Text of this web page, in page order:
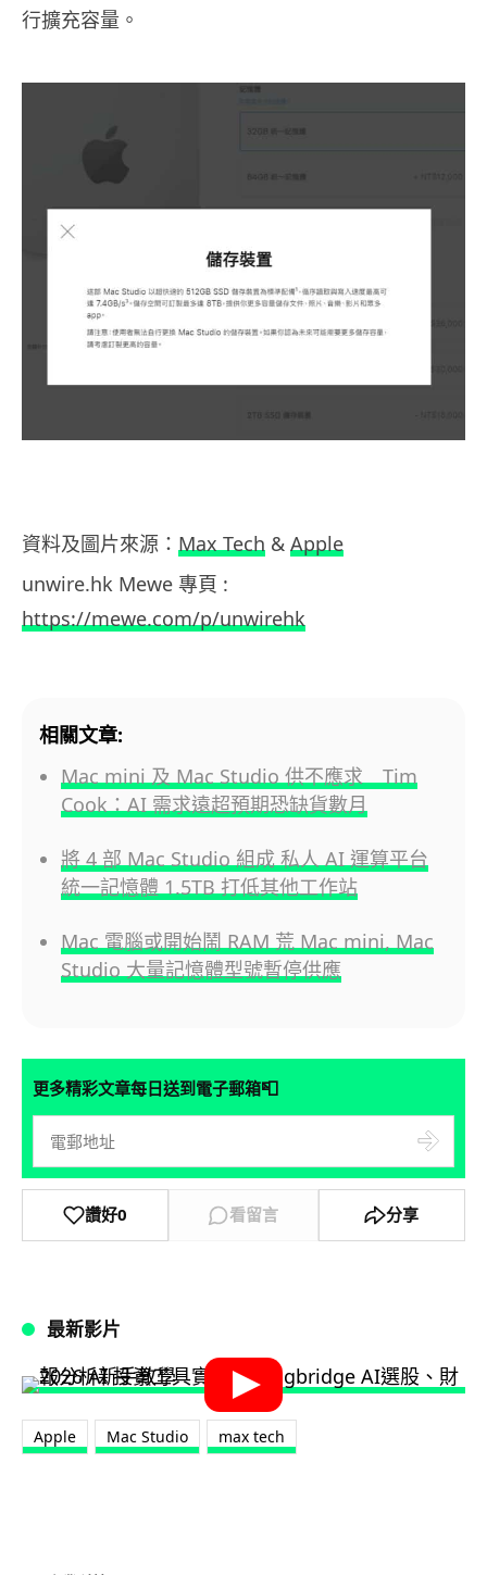
行擴充容量。
資料及圖片來源： Max Tech & Apple
unwire.hk Mewe 專頁 :
https://mewe.com/p/unwirehk
相關文章:
Mac mini 及 Mac Studio 供不應求 Tim
Cook：AI 需求遠超預期恐缺貨數月
將 4 部 Mac Studio 組成 私人 AI 運算平台
統一記憶體 1.5TB 打低其他工作站
Mac 電腦或開始鬧 RAM 荒 Mac mini, Mac
Studio 大量記憶體型號暫停供應
更多精彩文章每日送到電子郵箱📮
讚好0 看留言 分享
最新影片
Apple Mac Studio max tech